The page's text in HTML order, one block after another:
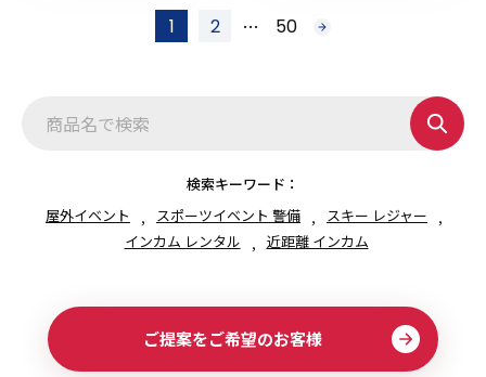
1 2 … 50 次
検索キーワード：
屋外イベント
スポーツイベント 警備
スキー レジャー
インカム レンタル
近距離 インカム
ご提案をご希望のお客様